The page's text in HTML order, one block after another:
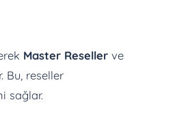
Master Reseller ve
Bu, reseller
sağlar.